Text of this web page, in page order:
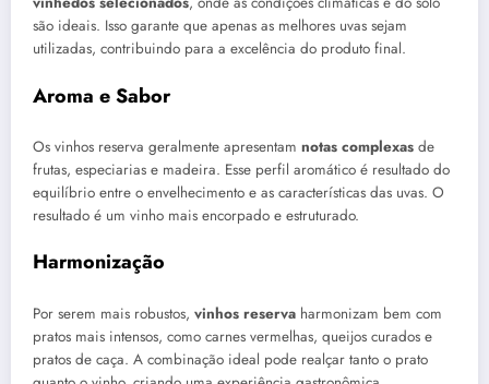
são ideais. Isso garante que apenas as melhores uvas sejam
utilizadas, contribuindo para a excelência do produto final.
Aroma e Sabor
Os vinhos reserva geralmente apresentam notas complexas de
frutas, especiarias e madeira. Esse perfil aromático é resultado do
equilíbrio entre o envelhecimento e as características das uvas. O
resultado é um vinho mais encorpado e estruturado.
Harmonização
Por serem mais robustos, vinhos reserva harmonizam bem com
pratos mais intensos, como carnes vermelhas, queijos curados e
pratos de caça. A combinação ideal pode realçar tanto o prato